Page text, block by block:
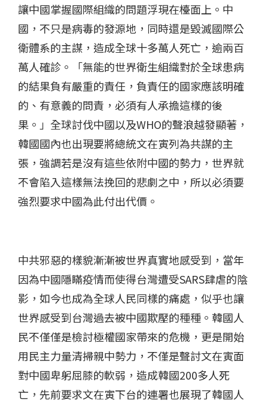
讓中國掌握國際組織的問題浮現在檯面上。中
國，不只是病毒的發源地，同時還是毀滅國際公
衛體系的主謀，造成全球十多萬人死亡，逾兩百
萬人確診。「無能的世界衛生組織對於全球患病
的結果負有嚴重的責任，負責任的國家應該明確
的、有意義的問責，必須有人承擔這樣的後
果。」全球討伐中國以及WHO的聲浪越發顯著，
韓國國內也出現要將總統文在寅列為共謀的主
張，強調若是沒有這些依附中國的勢力，世界就
不會陷入這樣無法挽回的悲劇之中，所以必須要
強烈要求中國為此付出代價。
中共邪惡的樣貌漸漸被世界真實地感受到，當年
因為中國隱瞞疫情而使得台灣遭受SARS肆虐的陰
影，如今也成為全球人民同樣的痛處，似乎也讓
世界感受到台灣過去被中國欺壓的種種。韓國人
民不僅僅是檢討極權國家帶來的危機，更是開始
用民主力量清掃親中勢力，不僅是聲討文在寅面
對中國卑躬屈膝的軟弱，造成韓國200多人死
亡，先前要求文在寅下台的連署也展現了韓國人